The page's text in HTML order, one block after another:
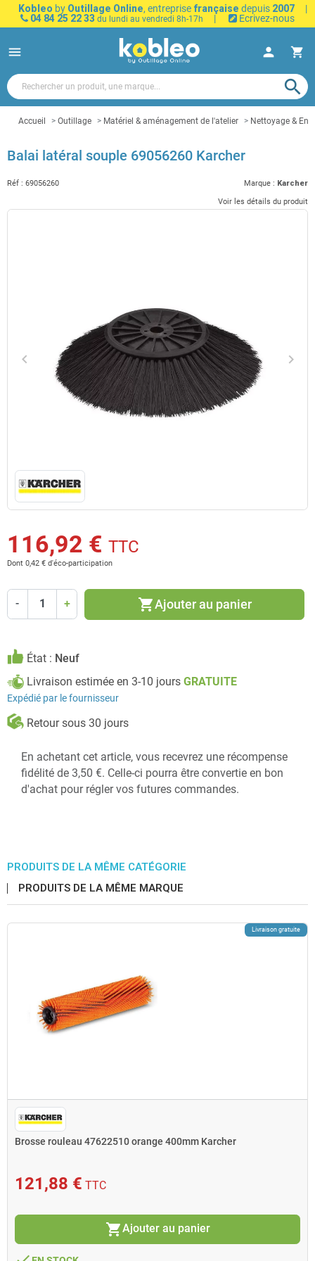
Kobleo by Outillage Online, entreprise française depuis 2007
|
04 84 25 22 33 du lundi au vendredi 8h-17h | Ecrivez-nous
menu person shopping_cart
search
Accueil Outillage Matériel & aménagement de l'atelier Nettoyage &
Balai latéral souple 69056260 Karcher
Réf : 69056260 Marque : Karcher
Voir les détails du produit
Précédent
keyboard_arrow_left keyboard_arrow_right
116,92 € TTC
Dont 0,42 € d'éco-participation
- + shopping_cartAjouter au panier
État : Neuf
Livraison estimée en 3-10 jours GRATUITE
Expédié par le fournisseur
Retour sous 30 jours
En achetant cet article, vous recevrez une récompense
fidélité de 3,50 €. Celle-ci pourra être convertie en bon
d'achat pour régler vos futures commandes.
PRODUITS DE LA MÊME CATÉGORIE
PRODUITS DE LA MÊME MARQUE
Livraison gratuite
Brosse rouleau 47622510 orange 400mm Karcher
121,88 € TTC
shopping_cartAjouter au panier